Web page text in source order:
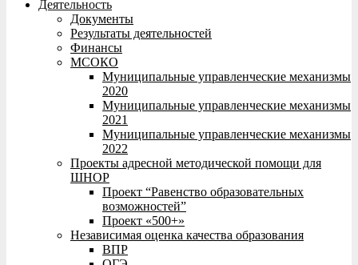
Деятельность
Документы
Результаты деятельностей
Финансы
МСОКО
Муниципальные управленческие механизмы
2020
Муниципальные управленческие механизмы
2021
Муниципальные управленческие механизмы
2022
Проекты адресной методической помощи для
ШНОР
Проект “Равенство образовательных
возможностей”
Проект «500+»
Независимая оценка качества образования
ВПР